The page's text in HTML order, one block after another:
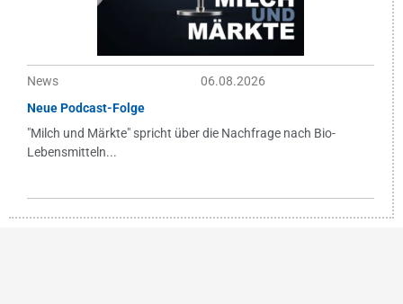
News
06.08.2026
Neue Podcast-Folge
"Milch und Märkte" spricht über die Nachfrage nach Bio-
Lebensmitteln...